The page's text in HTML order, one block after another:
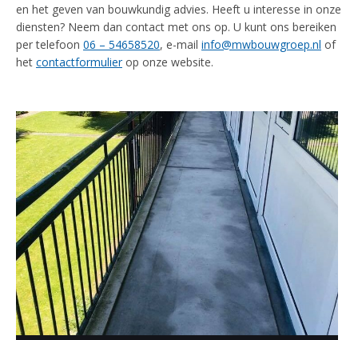
en het geven van bouwkundig advies. Heeft u interesse in onze
diensten? Neem dan contact met ons op. U kunt ons bereiken
per telefoon 06 – 54658520, e-mail info@mwbouwgroep.nl of
het contactformulierop onze website.